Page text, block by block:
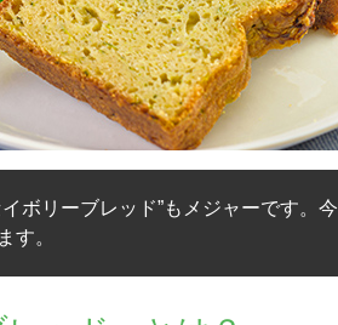
ボリーブレッド”もメジャーです。今
す。